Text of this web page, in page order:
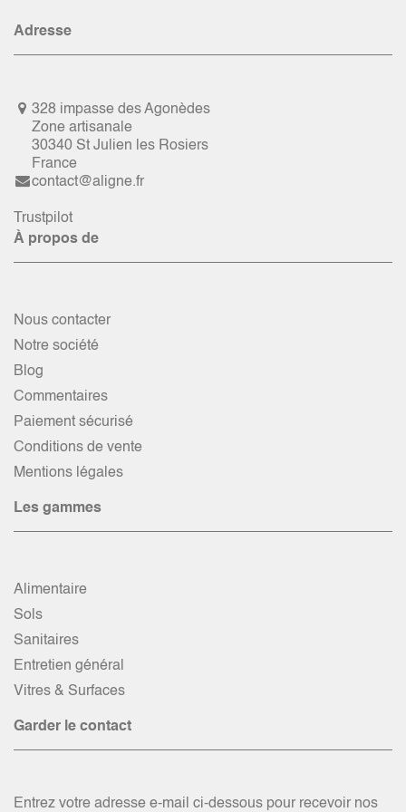
Adresse
328 impasse des Agonèdes
Zone artisanale
30340 St Julien les Rosiers
France
contact@aligne.fr
Trustpilot
À propos de
Nous contacter
Notre société
Blog
Commentaires
Paiement sécurisé
Conditions de vente
Mentions légales
Les gammes
Alimentaire
Sols
Sanitaires
Entretien général
Vitres & Surfaces
Garder le contact
Entrez votre adresse e-mail ci-dessous pour recevoir nos